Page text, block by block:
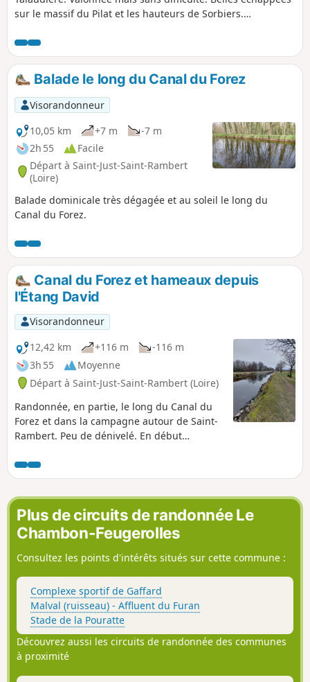
sur le massif du Pilat et les hauteurs de Sorbiers.
parcours.
Balade le long du Canal du Forez
Visorandonneur
10,05 km
+7 m
-7 m
2h 55
Facile
Départ à Saint-Just-Saint-Rambert
(Loire)
Balade dominicale très dégagée et au soleil le long du
Canal du Forez.
Canal du Forez et hameaux depuis
l'Étang David
Visorandonneur
12,42 km
+116 m
-116 m
3h 55
Moyenne
Départ à Saint-Just-Saint-Rambert (Loire)
Randonnée, en partie, le long du Canal du
Forez et dans la campagne autour de Saint-
Rambert. Peu de dénivelé. En début
sur l'Étang David. Hameaux de Razoux, les
Côtes, Noailleux, Cessieux. Points de vues
sur la plaine du Forez. Edit : pour tenir
compte de la remarque, 25 % de route
goudronnée.- en ce moment (avril 2025)
étang David à sec pour destruction de
plante invasive.
Plus de circuits de randonnée Le
Chambon-Feugerolles
Consultez les points d'intérêts situés sur cette commune :
Complexe sportif de Gaffard
Malval (ruisseau) - Affluent du Furan
Stade de la Pouratte
Découvrez aussi les circuits de randonnée des communes
à proximité